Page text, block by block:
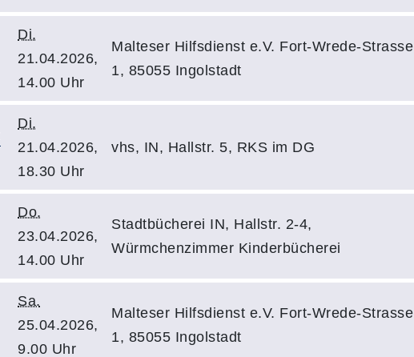
Di.
21.04.2026,
14.00 Uhr
Malteser Hilfsdienst e.V. Fort-Wrede-Strasse
1, 85055 Ingolstadt
Di.
21.04.2026,
18.30 Uhr
vhs, IN, Hallstr. 5, RKS im DG
Do.
23.04.2026,
14.00 Uhr
Stadtbücherei IN, Hallstr. 2-4,
Würmchenzimmer Kinderbücherei
Sa.
25.04.2026,
9.00 Uhr
Malteser Hilfsdienst e.V. Fort-Wrede-Strasse
1, 85055 Ingolstadt